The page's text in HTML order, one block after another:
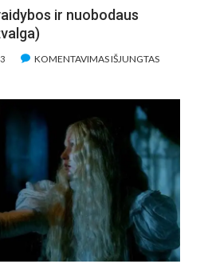
ir nuobodaus
KOMENTAVIMAS IŠJUNGTASĮRAŠE
IR
SIUŽETO
SINTEZĖ